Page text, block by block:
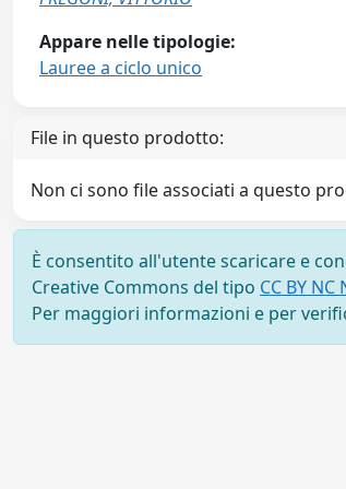
Appare nelle tipologie:
Lauree a ciclo unico
File in questo prodotto:
Non ci sono file associati a questo
È consentito all'utente scaricare e
Creative Commons del tipo CC BY NC
Per maggiori informazioni e per